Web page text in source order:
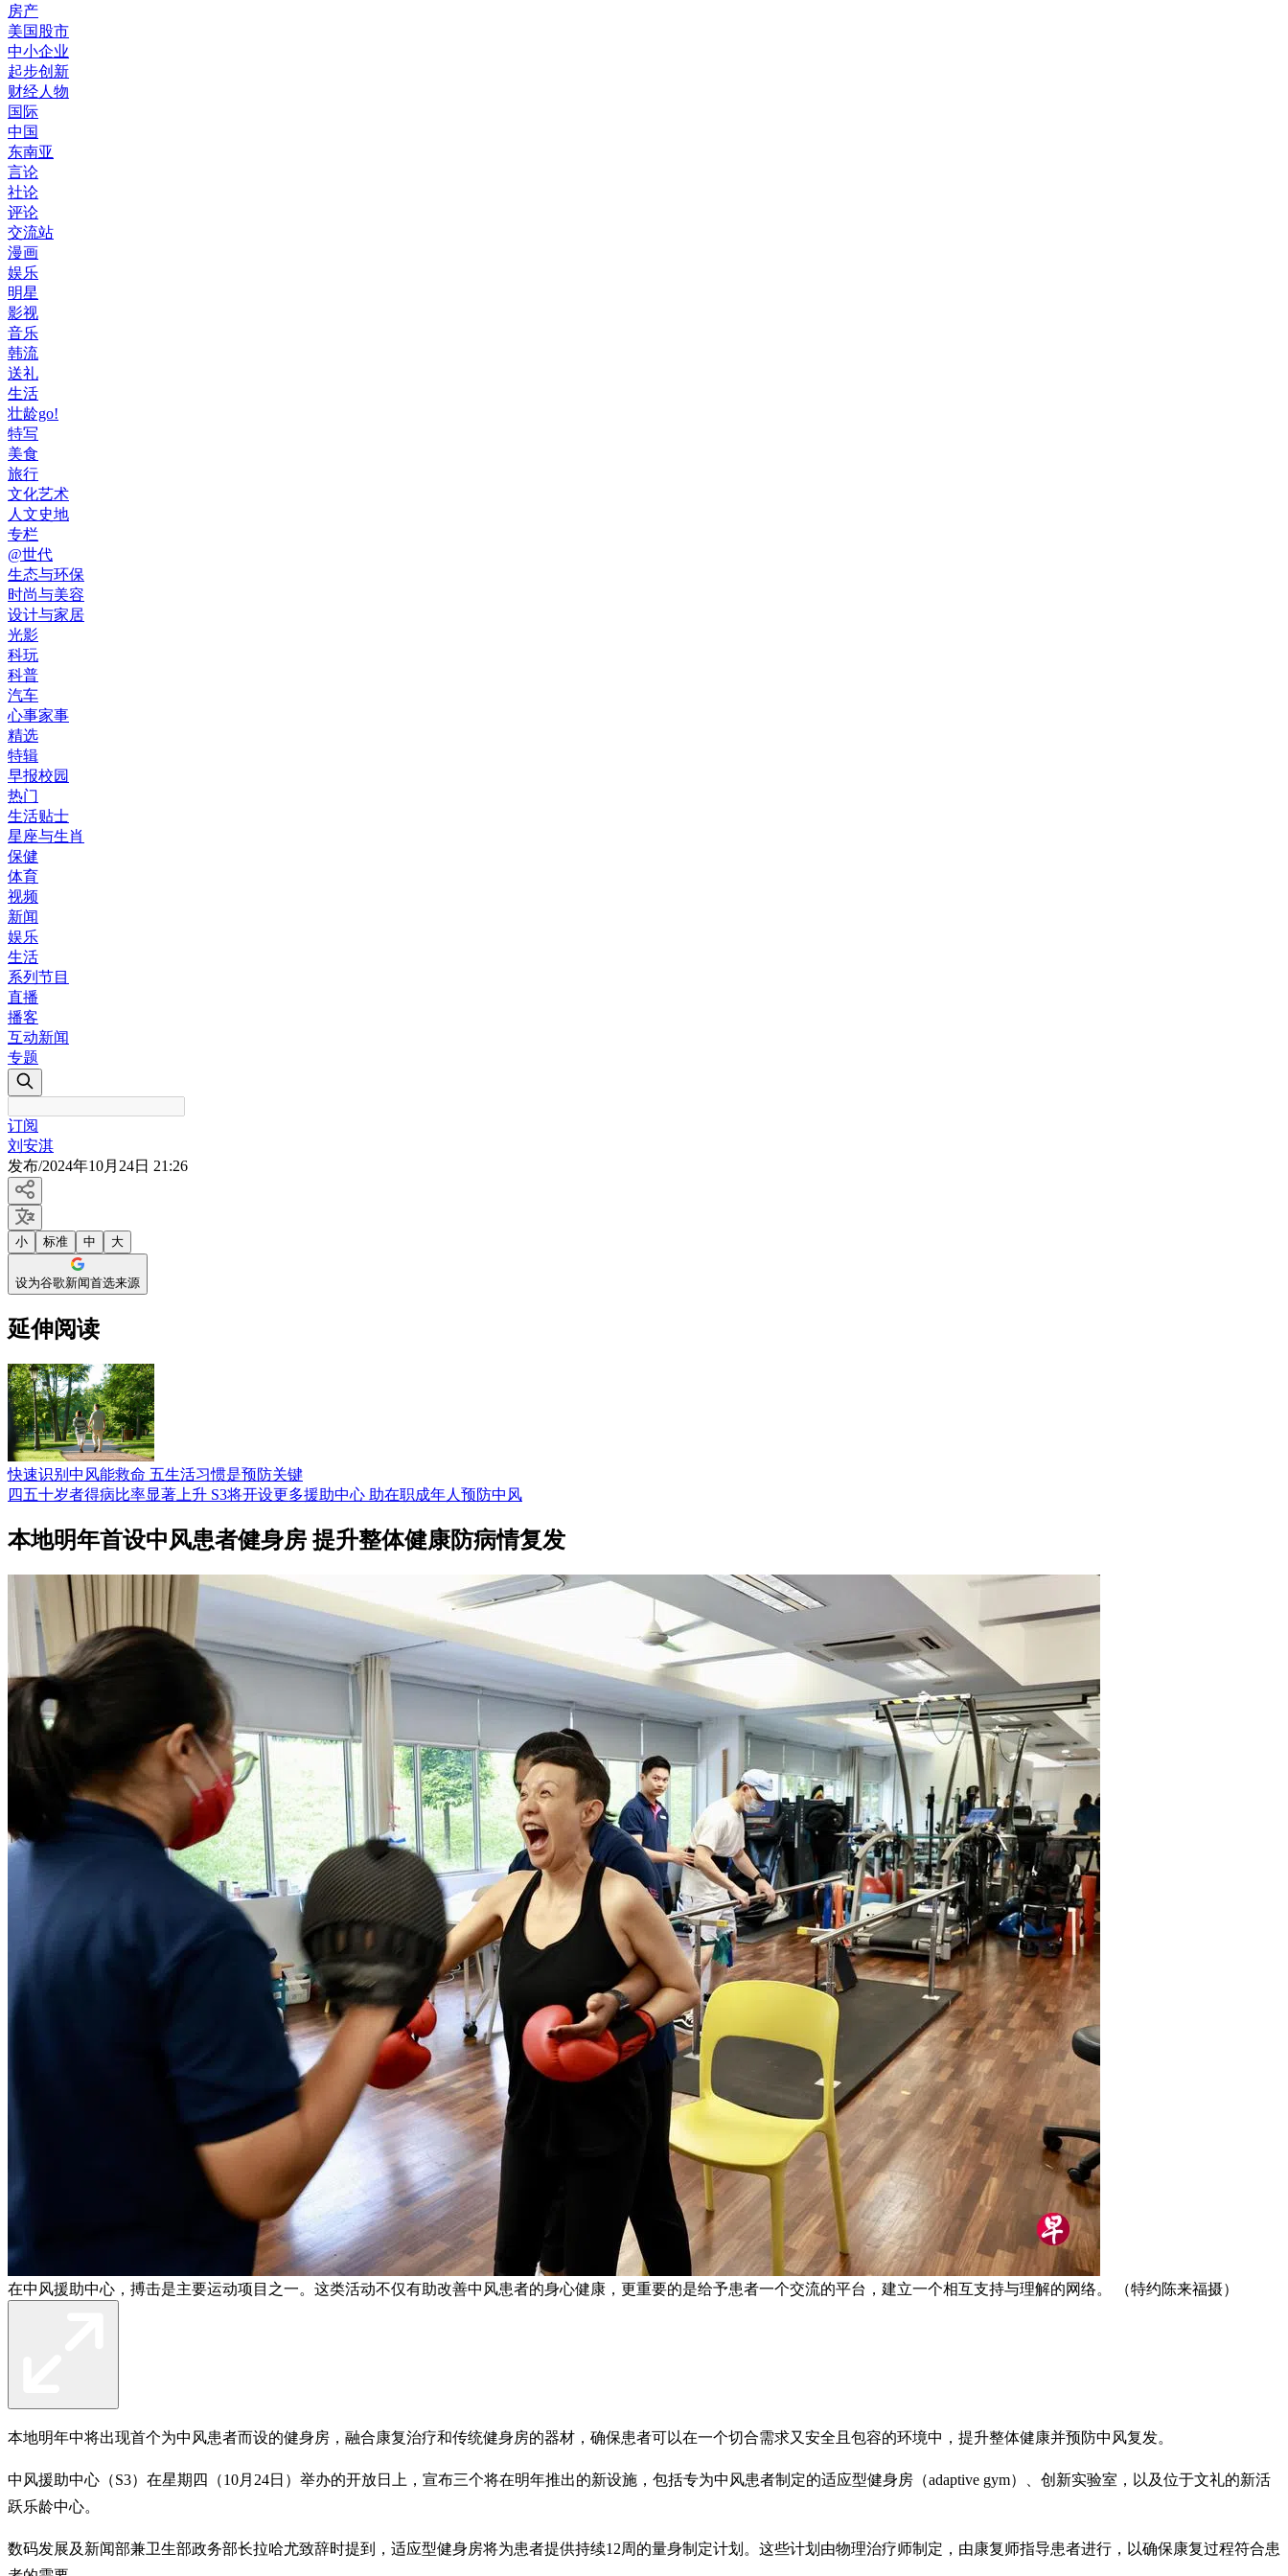
房产
美国股市
中小企业
起步创新
财经人物
国际
中国
东南亚
言论
社论
评论
交流站
漫画
娱乐
明星
影视
音乐
韩流
送礼
生活
壮龄go!
特写
美食
旅行
文化艺术
人文史地
专栏
@世代
生态与环保
时尚与美容
设计与家居
光影
科玩
科普
汽车
心事家事
精选
特辑
早报校园
热门
生活贴士
星座与生肖
保健
体育
视频
新闻
娱乐
生活
系列节目
直播
播客
互动新闻
专题
订阅
刘安淇
发布/2024年10月24日 21:26
小 标准 中 大
设为谷歌新闻首选来源
延伸阅读
快速识别中风能救命 五生活习惯是预防关键
四五十岁者得病比率显著上升 S3将开设更多援助中心 助在职成年人预防中风
本地明年首设中风患者健身房 提升整体健康防病情复发
在中风援助中心，搏击是主要运动项目之一。这类活动不仅有助改善中风患者的身心健康，更重要的是给予患者一个交流的平台，建立一个相互支持与理解的网络。 （特约陈来福摄）
本地明年中将出现首个为中风患者而设的健身房，融合康复治疗和传统健身房的器材，确保患者可以在一个切合需求又安全且包容的环境中，提升整体健康并预防中风复发。
中风援助中心（S3）在星期四（10月24日）举办的开放日上，宣布三个将在明年推出的新设施，包括专为中风患者制定的适应型健身房（adaptive gym）、创新实验室，以及位于文礼的新活
跃乐龄中心。
数码发展及新闻部兼卫生部政务部长拉哈尤致辞时提到，适应型健身房将为患者提供持续12周的量身制定计划。这些计划由物理治疗师制定，由康复师指导患者进行，以确保康复过程符合患